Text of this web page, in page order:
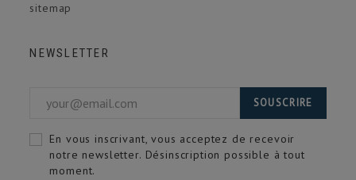
sitemap
NEWSLETTER
SOUSCRIRE
En vous inscrivant, vous acceptez de recevoir
notre newsletter. Désinscription possible à tout
moment.